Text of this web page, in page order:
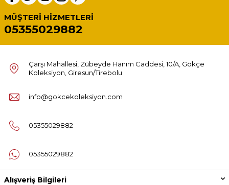
MÜŞTERI HIZMETLERI
05355029882
Çarşı Mahallesi, Zübeyde Hanım Caddesi, 10/A, Gökçe
Koleksiyon, Giresun/Tirebolu
info@gokcekoleksiyon.com
05355029882
05355029882
Alışveriş Bilgileri